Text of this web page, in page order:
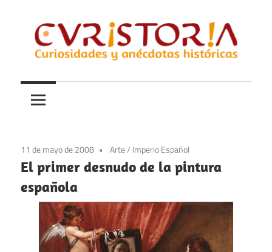
contenido
Curistoria
y
anécdotas
historia
11 de mayo de 2008 Arte/ Imperio Español
El primer desnudo de la pintura
española